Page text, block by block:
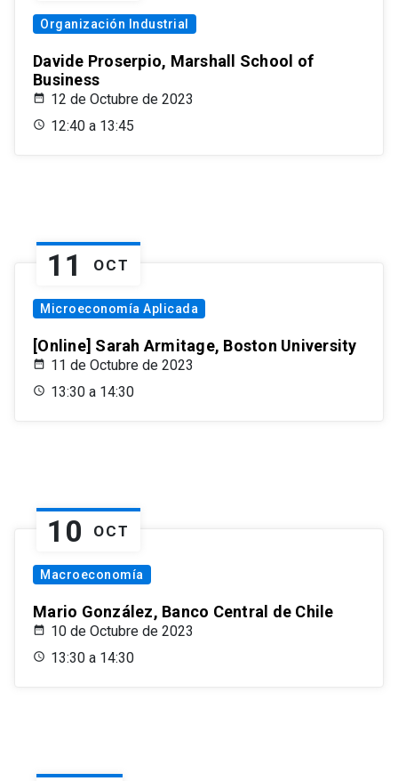
Organización Industrial
Davide Proserpio, Marshall School of
Business
12 de Octubre de 2023
12:40 a 13:45
11 OCT
Microeconomía Aplicada
[Online] Sarah Armitage, Boston University
11 de Octubre de 2023
13:30 a 14:30
10 OCT
Macroeconomía
Mario González, Banco Central de Chile
10 de Octubre de 2023
13:30 a 14:30